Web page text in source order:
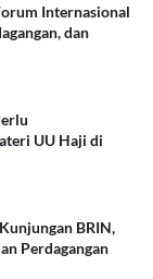
Internasional
dan
UU Haji di
BRIN,
Perdagangan